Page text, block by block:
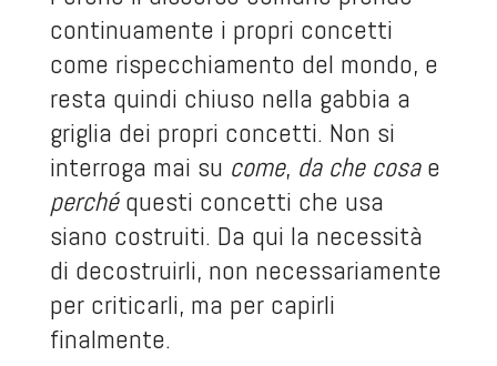
continuamente i propri concetti
come rispecchiamento del mondo, e
resta quindi chiuso nella gabbia a
griglia dei propri concetti. Non si
interroga mai su come, da che cosae
perchéquesti concetti che usa
siano costruiti. Da qui la necessità
di decostruirli, non necessariamente
per criticarli, ma per capirli
finalmente.